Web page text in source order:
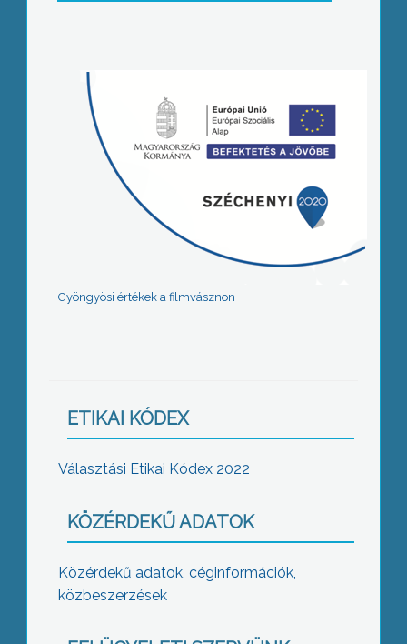
Gyöngyösi értékek a filmvásznon
ETIKAI KÓDEX
Választási Etikai Kódex 2022
KÖZÉRDEKŰ ADATOK
Közérdekű adatok, céginformációk,
közbeszerzések